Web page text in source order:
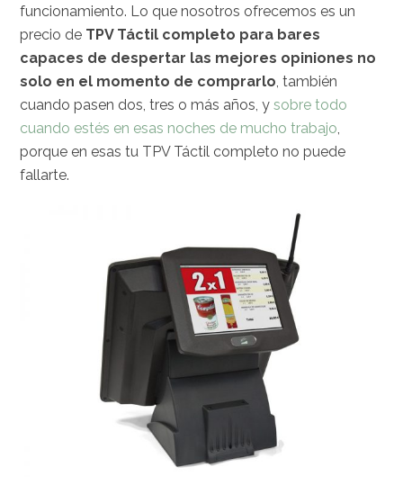
funcionamiento. Lo que nosotros ofrecemos es un
precio de TPV Táctil completo para bares
capaces de despertar las mejores opiniones no
solo en el momento de comprarlo , también
cuando pasen dos, tres o más años, ysobre todo
cuando estés en esas noches de mucho trabajo
porque en esas tu TPV Táctil completo no puede
fallarte.